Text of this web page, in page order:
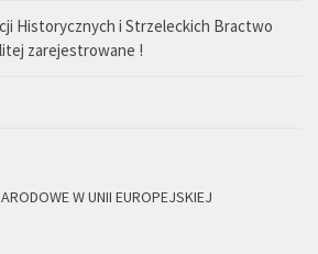
Historycznych i Strzeleckich Bractwo
zarejestrowane !
W UNII EUROPEJSKIEJ